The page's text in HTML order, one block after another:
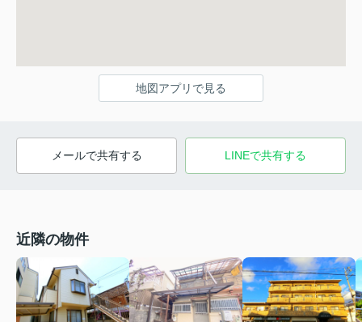
地図アプリで見る
メールで共有する LINEで共有する
近隣の物件